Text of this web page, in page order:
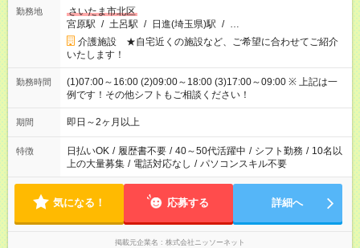
勤務地
さいたま市北区
宮原駅 / 土呂駅 / 日進(埼玉県)駅 / …
介護施設 ★自宅近くの施設など、ご希望に合わせてご紹介
いたします！
勤務時間
(1)07:00～16:00 (2)09:00～18:00 (3)17:00～09:00 ※ 上記は一
例です！その他シフトもご相談ください！
期間 即日～2ヶ月以上
特徴 日払いOK / 履歴書不要 / 40～50代活躍中 / シフト勤務 / 10名以
上の大量募集 / 電話対応なし / パソコンスキル不要
気になる！ 応募する 詳細へ
掲載元企業名 株式会社ニッソーネット